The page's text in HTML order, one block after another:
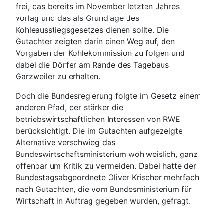
frei, das bereits im November letzten Jahres
vorlag und das als Grundlage des
Kohleausstiegsgesetzes dienen sollte. Die
Gutachter zeigten darin einen Weg auf, den
Vorgaben der Kohlekommission zu folgen und
dabei die Dörfer am Rande des Tagebaus
Garzweiler zu erhalten.
Doch die Bundesregierung folgte im Gesetz einem
anderen Pfad, der stärker die
betriebswirtschaftlichen Interessen von RWE
berücksichtigt. Die im Gutachten aufgezeigte
Alternative verschwieg das
Bundeswirtschaftsministerium wohlweislich, ganz
offenbar um Kritik zu vermeiden. Dabei hatte der
Bundestagsabgeordnete Oliver Krischer mehrfach
nach Gutachten, die vom Bundesministerium für
Wirtschaft in Auftrag gegeben wurden, gefragt.